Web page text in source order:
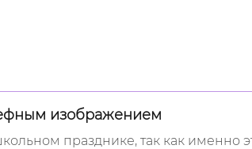
изображением
празднике, так как именно